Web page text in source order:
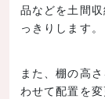
品などを土間
っきりします。
また、棚の高
わせて配置を